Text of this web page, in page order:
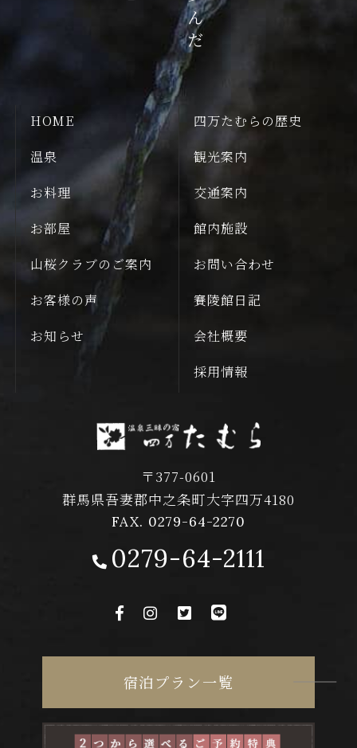
HOME
温泉
お料理
お部屋
四万たむらの歴史
観光案内
交通案内
館内施設
山桜クラブのご案内
お客様の声
お知らせ
お問い合わせ
賽陵館日記
会社概要
採用情報
〒377-0601
群馬県吾妻郡中之条町大字四万4180
FAX. 0279-64-2270
0279-64-2111
宿泊プラン一覧